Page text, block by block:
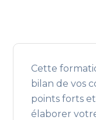
Cette
bilan de vos
points forts
élaborer